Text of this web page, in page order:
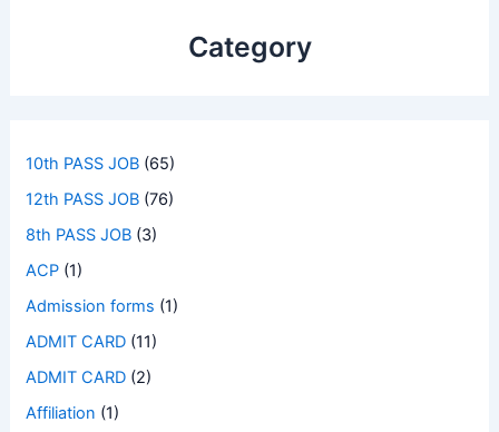
Category
10th PASS JOB (65)
12th PASS JOB (76)
8th PASS JOB (3)
ACP (1)
Admission forms (1)
ADMIT CARD (11)
ADMIT CARD (2)
Affiliation (1)